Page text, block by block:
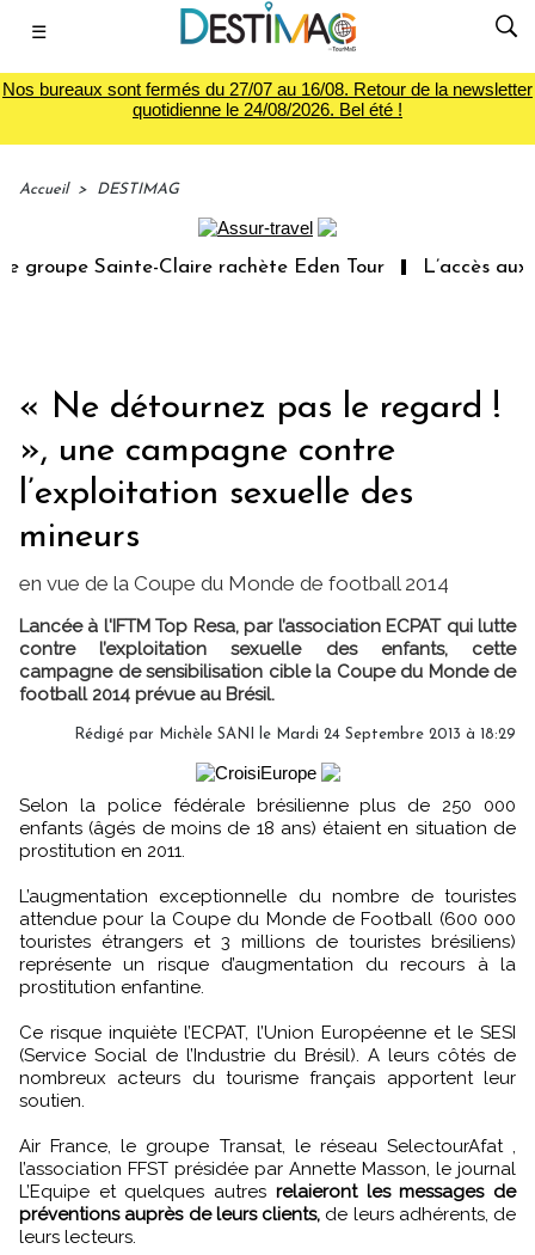
☰
Nos bureaux sont fermés du 27/07 au 16/08. Retour de la newsletter
quotidienne le 24/08/2026. Bel été !
Accueil > DESTIMAG
Sainte-Claire rachète Eden Tour L’accès aux
« Ne détournez pas le regard !
», une campagne contre
l’exploitation sexuelle des
mineurs
en vue de la Coupe du Monde de football 2014
Lancée à l'IFTM Top Resa, par l’association ECPAT qui lutte
contre l’exploitation sexuelle des enfants, cette
campagne de sensibilisation cible la Coupe du Monde de
football 2014 prévue au Brésil.
Rédigé par Michèle SANI le Mardi 24 Septembre 2013 à 18:29
Selon la police fédérale brésilienne plus de 250 000
enfants (âgés de moins de 18 ans) étaient en situation de
prostitution en 2011.
L’augmentation exceptionnelle du nombre de touristes
attendue pour la Coupe du Monde de Football (600 000
touristes étrangers et 3 millions de touristes brésiliens)
représente un risque d’augmentation du recours à la
prostitution enfantine.
Ce risque inquiète l’ECPAT, l’Union Européenne et le SESI
(Service Social de l’Industrie du Brésil). A leurs côtés de
nombreux acteurs du tourisme français apportent leur
soutien.
Air France, le groupe Transat, le réseau SelectourAfat ,
l’association FFST présidée par Annette Masson, le journal
L’Equipe et quelques autres relaieront les messages de
préventions auprès de leurs clients, de leurs adhérents, de
leurs lecteurs.